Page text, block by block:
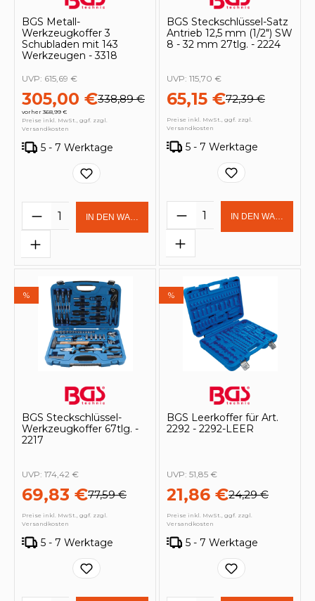
BGS Metall-
Werkzeugkoffer 3
Schubladen mit 143
Werkzeugen - 3318
305,00 €338,89 €
vorher 368,99 €
UVP: 615,69 €
Preise inkl. MwSt., ggf. zzgl.
Versandkosten
5 - 7 Werktage
Produkt Anzahl: Gib den
IN DEN WARENKORB
BGS Steckschlüssel-Satz
Antrieb 12,5 mm (1/2") SW
8 - 32 mm 27tlg. - 2224
65,15 €72,39 €
UVP: 115,70 €
Preise inkl. MwSt., ggf. zzgl.
Versandkosten
5 - 7 Werktage
Produkt Anzahl:
IN DEN
%
BGS Steckschlüssel-
Werkzeugkoffer 67tlg. -
2217
69,83 €77,59 €
UVP: 174,42 €
Preise inkl. MwSt., ggf. zzgl.
Versandkosten
5 - 7 Werktage
%
BGS Leerkoffer für Art.
2292 - 2292-LEER
21,86 €24,29 €
UVP: 51,85 €
Preise inkl. MwSt., ggf. zzgl.
Versandkosten
5 - 7 Werktage